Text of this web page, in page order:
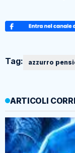
Tag: azzurro
ARTICOLI